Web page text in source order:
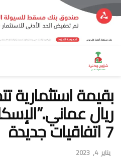
ريال
7 اتفاقيات جديدة
يناير 4, 2023